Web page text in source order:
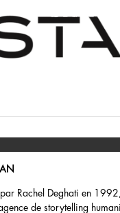
par Rachel Deghati en
de storytelling